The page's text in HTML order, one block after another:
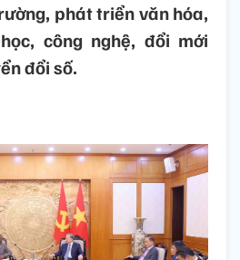
phát triển văn hóa,
công nghệ, đổi mới
đổi số.